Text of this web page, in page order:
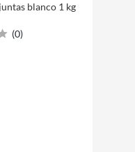
blanco 1 kg
(0)